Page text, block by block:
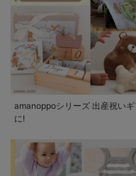
amanoppoシリーズ 出産祝いギ
に!